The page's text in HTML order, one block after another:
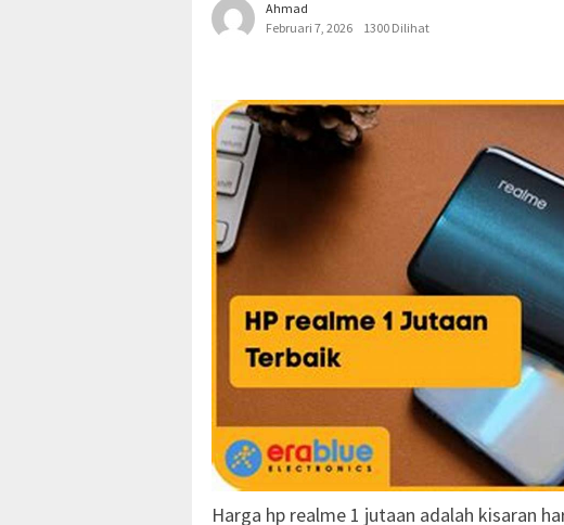
Ahmad
Februari 7, 2026
1300 Dilihat
Harga hp realme 1 jutaan adalah kisaran